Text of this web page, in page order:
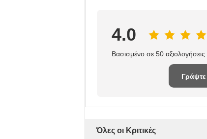
4.0
Βασισμένο σε 50
Γράψτε
Όλες οι Κριτικές